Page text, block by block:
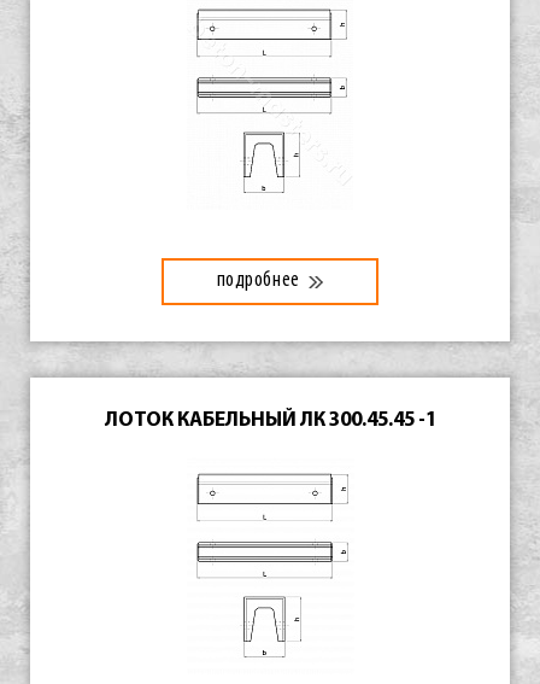
подробнее
ЛОТОК КАБЕЛЬНЫЙ ЛК 300.45.45 -1